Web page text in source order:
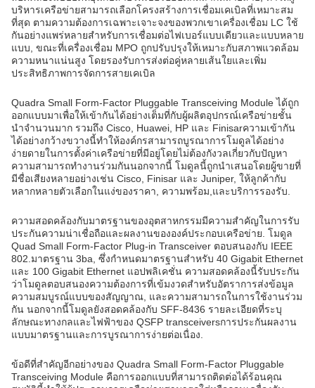
บริหารเครือข่ายสามารถเลือกโครงสร้างการเชื่อมเคเบิลที่เหมาะสม
ที่สุด ตามความต้องการเฉพาะเจาะจงของพวกเขาเครื่องเชื่อม LC ใช้
กันอย่างแพร่หลายสําหรับการเชื่อมต่อไฟเบอร์แบบเดียวและแบบหลาย
แบบ, ขณะที่เครื่องเชื่อม MPO ถูกปรับปรุงให้เหมาะกับสภาพแวดล้อม
ความหนาแน่นสูง โดยรองรับการส่งต่อคู่หลายเส้นใยและเพิ่ม
ประสิทธิภาพการจัดการสายเคเบิล
Quadra Small Form-Factor Pluggable Transceiving Module ได้ถูก
ออกแบบมาเพื่อให้เข้ากันได้อย่างเต็มที่กับผู้ผลิตอุปกรณ์เครือข่ายชั้น
นําจํานวนมาก รวมถึง Cisco, Huawei, HP และ Finisarความเข้ากัน
ได้อย่างกว้างขวางนี้ทําให้องค์กรสามารถบูรณาการโมดูลได้อย่าง
ง่ายดายในการตั้งค่าเครือข่ายที่มีอยู่โดยไม่ต้องกังวลเกี่ยวกับปัญหา
ความสามารถทํางานร่วมกันนอกจากนี้ โมดูลนี้ถูกนําเสนอโดยผู้ขายที่
มีชื่อเสียงหลายอย่างเช่น Cisco, Finisar และ Juniper, ให้ลูกค้ากับ
หลากหลายตัวเลือกในแง่ของราคา, ความพร้อม,และบริการรองรับ.
ความสอดคล้องกับมาตรฐานของอุตสาหกรรมมีความสําคัญในการรับ
ประกันความน่าเชื่อถือและผลงานขององค์ประกอบเครือข่าย. โมดูล
Quad Small Form-Factor Plug-in Transceiver ตอบสนองกับ IEEE
802.มาตรฐาน 3ba, ซึ่งกําหนดมาตรฐานสําหรับ 40 Gigabit Ethernet
และ 100 Gigabit Ethernet แอปพลิเคชั่น ความสอดคล้องนี้รับประกัน
ว่าโมดูลตอบสนองความต้องการที่เข้มงวดสําหรับอัตราการส่งข้อมูล
ความสมบูรณ์แบบของสัญญาณ, และความสามารถในการใช้งานร่วม
กัน นอกจากนี้โมดูลยังสอดคล้องกับ SFF-8436 รายละเอียดที่ระบุ
ลักษณะทางกลและไฟฟ้าของ QSFP transceiversการประกันผลงาน
แบบมาตรฐานและการบูรณาการง่ายต่อเนื่อง.
ข้อดีที่สําคัญอีกอย่างของ Quadra Small Form-Factor Pluggable
Transceiving Module คือการออกแบบที่สามารถติดต่อได้ร้อนคุณ